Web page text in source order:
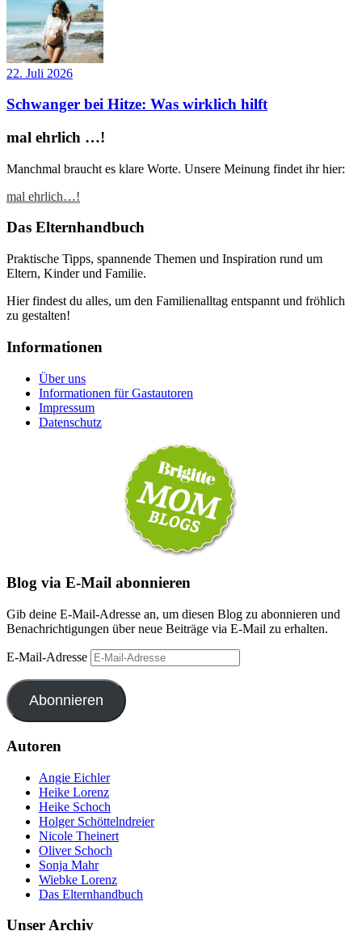
22. Juli 2026
Schwanger bei Hitze: Was wirklich hilft
mal ehrlich …!
Manchmal braucht es klare Worte. Unsere Meinung findet ihr hier:
mal ehrlich…!
Das Elternhandbuch
Praktische Tipps, spannende Themen und Inspiration rund um
Eltern, Kinder und Familie.
Hier findest du alles, um den Familienalltag entspannt und fröhlich
zu gestalten!
Informationen
Über uns
Informationen für Gastautoren
Impressum
Datenschutz
Blog via E-Mail abonnieren
Gib deine E-Mail-Adresse an, um diesen Blog zu abonnieren und
Benachrichtigungen über neue Beiträge via E-Mail zu erhalten.
E-Mail-Adresse
Abonnieren
Autoren
Angie Eichler
Heike Lorenz
Heike Schoch
Holger Schöttelndreier
Nicole Theinert
Oliver Schoch
Sonja Mahr
Wiebke Lorenz
Das Elternhandbuch
Unser Archiv